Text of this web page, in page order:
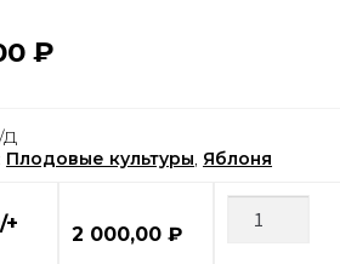
₽
Д
Плодовые культуры, Яблоня
+
2 000,00₽